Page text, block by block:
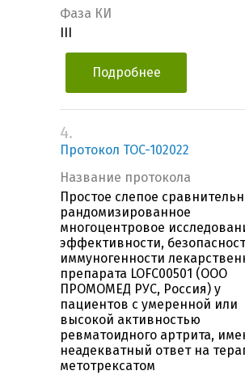
Фаза КИ
Подробнее
4.
Протокол TOC-102022
Название протокола
Простое слепое
рандомизированное
многоцентровое
эффективности,
иммуногенности
препарата LOFC00501 (ООО
ПРОМОМЕД РУС, Россия) у
пациентов с умеренной или
высокой активностью
ревматоидного артрита,
неадекватный ответ на
метотрексатом